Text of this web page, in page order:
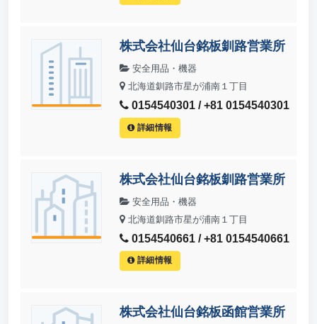
株式会社仙台銘板釧路営業所
安全用品・機器
北海道釧路市星が浦南１丁目
0154540301 / +81 0154540301
詳細情報
株式会社仙台銘板釧路営業所
安全用品・機器
北海道釧路市星が浦南１丁目
0154540661 / +81 0154540661
詳細情報
株式会社仙台銘板函館営業所